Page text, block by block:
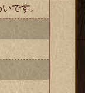
です。